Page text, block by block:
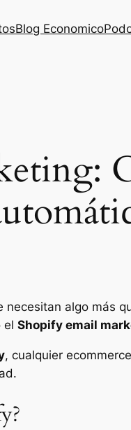
Blog Economico
algo más
el Shopify email
, cualquier